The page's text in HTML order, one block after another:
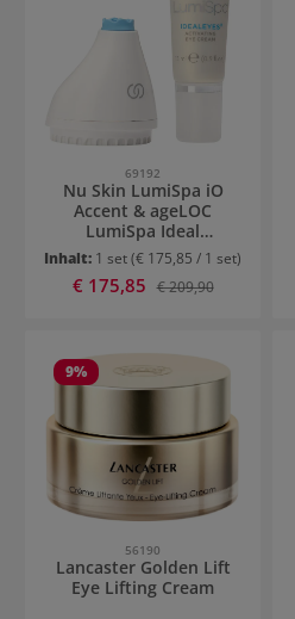
69192
Nu Skin LumiSpa iO
Accent & ageLOC
LumiSpa Ideal
Eyes Augenpflege-Kit
Inhalt: 1 set(€ 175,85 / 1 set)
Verkaufspreis:
€ 175,85 Regulärer Preis:
€ 209,90
9%
56190
Lancaster Golden Lift
Eye Lifting Cream